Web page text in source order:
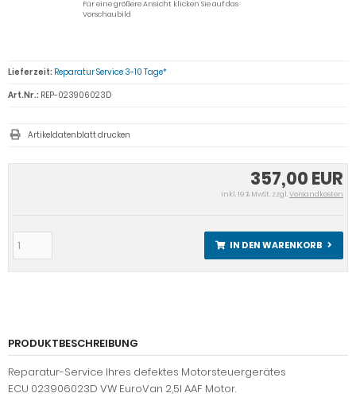
Für eine größere Ansicht klicken Sie auf das
Vorschaubild
357,00 EUR
inkl. 19 % MwSt. zzgl.Versandkosten
IN DEN WARENKORB
Lieferzeit: Reparatur Service 3-10 Tage*
Art.Nr.: REP-023906023D
Artikeldatenblatt drucken
PRODUKTBESCHREIBUNG
Reparatur-Service Ihres defektes Motorsteuergerätes
ECU 023906023D VW EuroVan 2,5l AAF Motor.